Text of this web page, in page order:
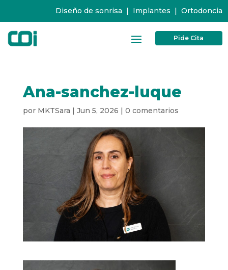
Diseño de sonrisa | Implantes | Ortodoncia
Pide Cita
Ana-sanchez-luque
por MKTSara | Jun 5, 2026 | 0 comentarios